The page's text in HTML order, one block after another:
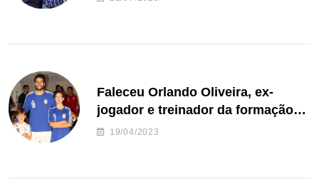
Faleceu Orlando Oliveira, ex-
jogador e treinador da formação
de andebol do Feirense
19/04/2023